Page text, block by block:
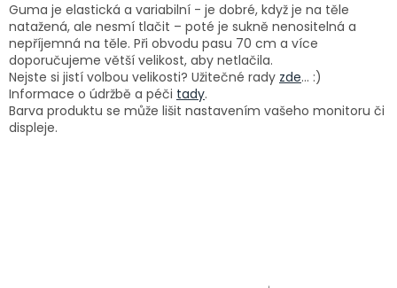
Guma je elastická a variabilní - je dobré, když je na těle
natažená, ale nesmí tlačit – poté je sukně nenositelná a
nepříjemná na těle. Při obvodu pasu 70 cm a více
doporučujeme větší velikost, aby netlačila.
Nejste si jistí volbou velikosti? Užitečné rady zde... :)
Informace o údržbě a péči tady.
Barva produktu se může lišit nastavením vašeho monitoru či
displeje.